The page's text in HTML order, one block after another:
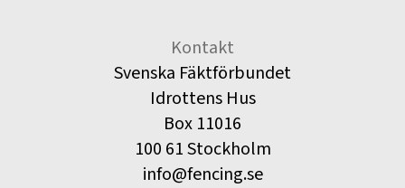
Kontakt
Svenska Fäktförbundet
Idrottens Hus
Box 11016
100 61 Stockholm
info@fencing.se